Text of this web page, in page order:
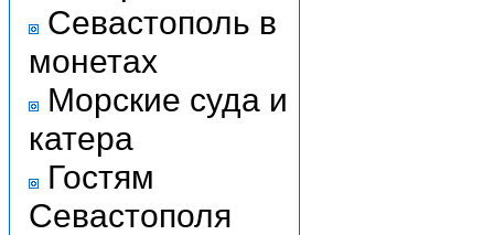
Севастополь в
монетах
Морские суда и
катера
Гостям
Севастополя